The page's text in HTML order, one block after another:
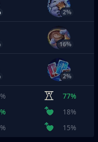
2%
16%
2%
77%
18%
15%